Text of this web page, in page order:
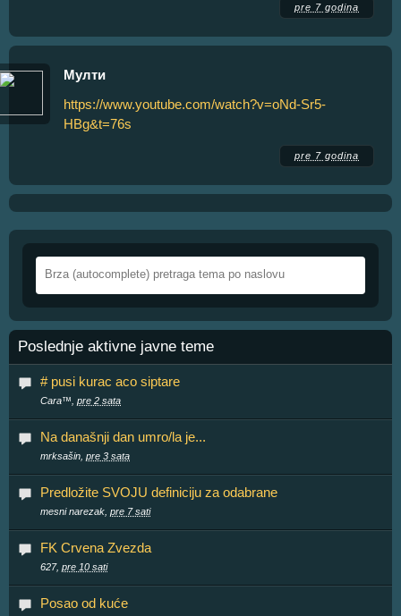
pre 7 godina
Мулти
https://www.youtube.com/watch?v=oNd-Sr5-
HBg&t=76s
pre 7 godina
Poslednje aktivne javne teme
# pusi kurac aco siptare
Cara™, pre 2 sata
Na današnji dan umro/la je...
mrksašin, pre 3 sata
Predložite SVOJU definiciju za odabrane
mesni narezak, pre 7 sati
FK Crvena Zvezda
627, pre 10 sati
Posao od kuće